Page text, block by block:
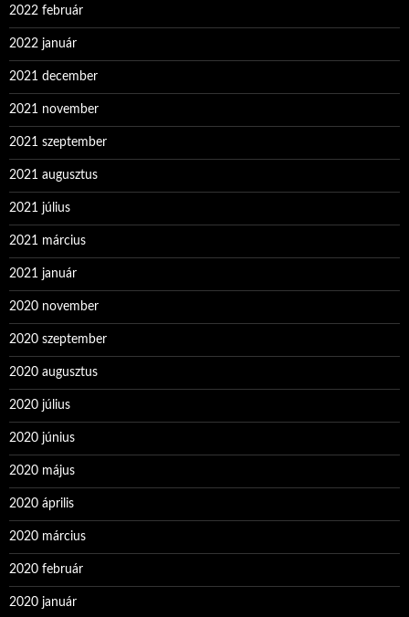
2022 február
2022 január
2021 december
2021 november
2021 szeptember
2021 augusztus
2021 július
2021 március
2021 január
2020 november
2020 szeptember
2020 augusztus
2020 július
2020 június
2020 május
2020 április
2020 március
2020 február
2020 január